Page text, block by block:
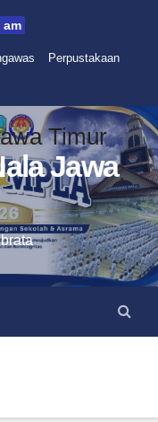
am
Perpustakaan
Jawa